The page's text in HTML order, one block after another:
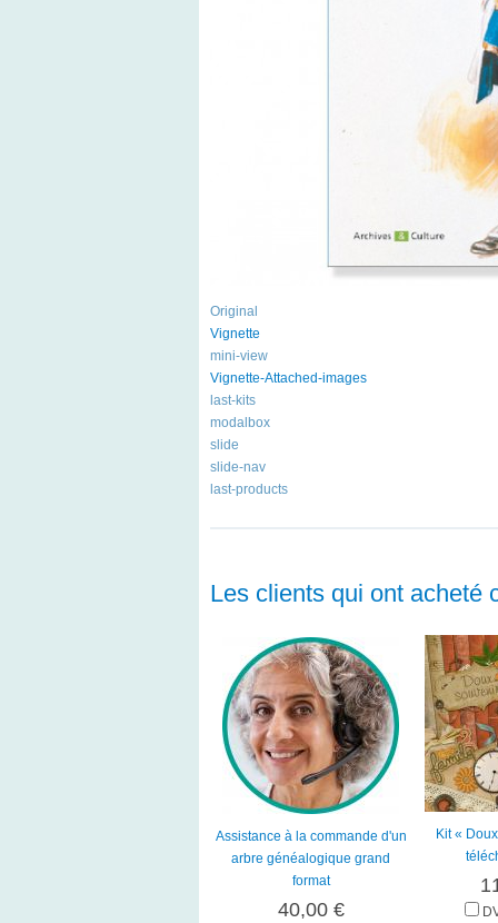
Original
Vignette
mini-view
Vignette-Attached-images
last-kits
modalbox
slide
slide-nav
last-products
Les clients qui ont acheté
Assistance à la commande d'un
arbre généalogique grand
format
40,00 €
Kit «